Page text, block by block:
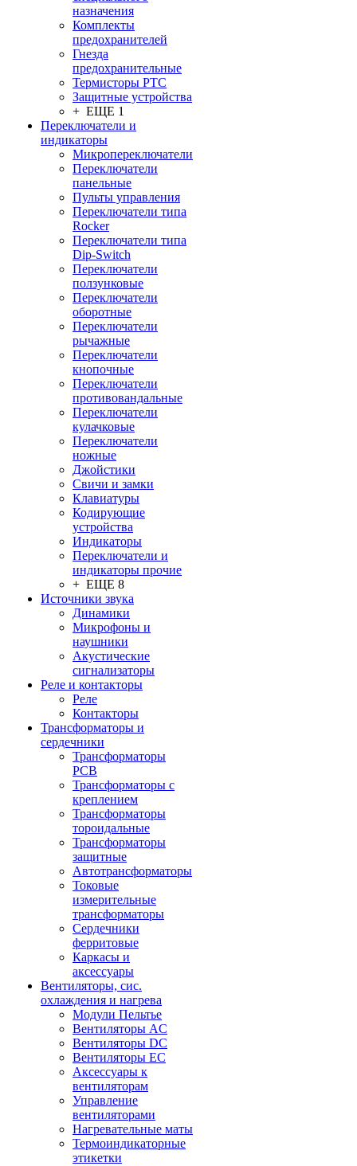
назначения
Комплекты
предохранителей
Гнезда
предохранительные
Термисторы PTC
Защитные устройства
+ ЕЩЕ 1
Переключатели и
индикаторы
Микропереключатели
Переключатели
панельные
Пульты управления
Переключатели типа
Rocker
Переключатели типа
Dip-Switch
Переключатели
ползунковые
Переключатели
оборотные
Переключатели
рычажные
Переключатели
кнопочные
Переключатели
противовандальные
Переключатели
кулачковые
Переключатели
ножные
Джойстики
Свичи и замки
Клавиатуры
Кодирующие
устройства
Индикаторы
Переключатели и
индикаторы прочие
+ ЕЩЕ 8
Источники звука
Динамики
Микрофоны и
наушники
Акустические
сигнализаторы
Реле и контакторы
Реле
Контакторы
Трансформаторы и
сердечники
Трансформаторы
PCB
Трансформаторы с
креплением
Трансформаторы
тороидальные
Трансформаторы
защитные
Автотрансформаторы
Токовые
измерительные
трансформаторы
Сердечники
ферритовые
Каркасы и
аксессуары
Вентиляторы, сис.
охлаждения и нагрева
Модули Пельтье
Вентиляторы AC
Вентиляторы DC
Вентиляторы EC
Аксессуары к
вентиляторам
Управление
вентиляторами
Нагревательные маты
Термоиндикаторные
этикетки